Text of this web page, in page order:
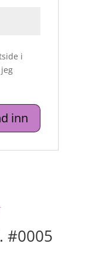
i
#0005